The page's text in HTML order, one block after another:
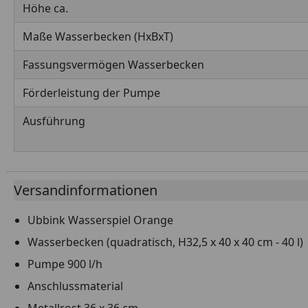
Höhe ca.
Maße Wasserbecken (HxBxT)
Fassungsvermögen Wasserbecken
Förderleistung der Pumpe
Ausführung
Versandinformationen
Ubbink Wasserspiel Orange
Wasserbecken (quadratisch, H32,5 x 40 x 40 cm - 40 l)
Pumpe 900 l/h
Anschlussmaterial